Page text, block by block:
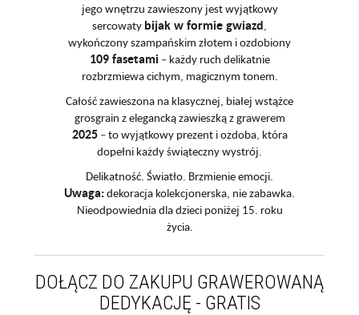
jego wnętrzu zawieszony jest wyjątkowy
sercowaty bijak w formie gwiazd,
wykończony szampańskim złotem i ozdobiony
109 fasetami – każdy ruch delikatnie
rozbrzmiewa cichym, magicznym tonem.
Całość zawieszona na klasycznej, białej wstążce
grosgrain z elegancką zawieszką z grawerem
2025– to wyjątkowy prezent i ozdoba, która
dopełni każdy świąteczny wystrój.
Delikatność. Światło. Brzmienie emocji.
Uwaga:dekoracja kolekcjonerska, nie zabawka.
Nieodpowiednia dla dzieci poniżej 15. roku
życia.
DOŁĄCZ DO ZAKUPU GRAWEROWANĄ
DEDYKACJĘ - GRATIS